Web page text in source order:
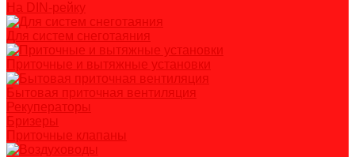
На DIN-рейку
Для систем снеготаяния
Приточные и вытяжные установки
Бытовая приточная вентиляция
Рекуператоры
Бризеры
Приточные клапаны